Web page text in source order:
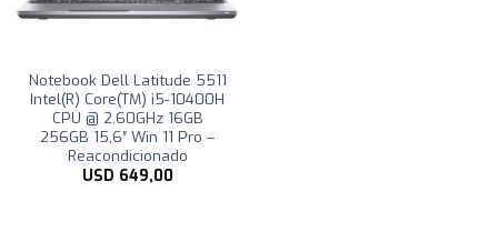
Notebook Dell Latitude 5511
Intel(R) Core(TM) i5-10400H
CPU @ 2.60GHz 16GB
256GB 15,6″ Win 11 Pro –
Reacondicionado
USD 649,00